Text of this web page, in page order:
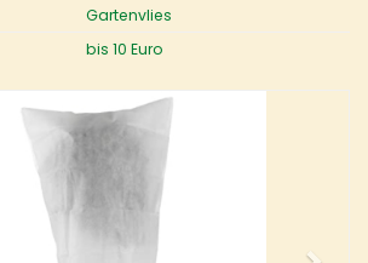
Gartenvlies
bis 10 Euro